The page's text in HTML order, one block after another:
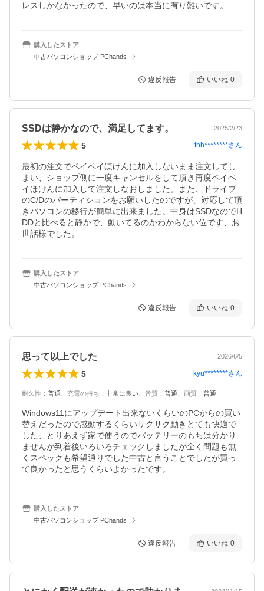
レスしかなかったので、早いのは本当に有り難いです。
購入したストア
中古パソコンショップ PChands
違反報告 いいね 0
SSDは静かなので、満足してます。 2025/2/23
5 thh********さん
最初の注文でペイペイほけんに加入しないまま注文してし
まい、ショップ側に一度キャンセルをして頂き再度ペイペ
イほけんに加入して注文しなおしました。また、ドライブ
のC/Dのパーティションをお願いしたのですが、対応して頂
きパソコンの移行が簡単に出来ました。中身はSSDなのでH
DDと比べると静かで、動いてるのかわからない位です、お
世話様でした。
購入したストア
中古パソコンショップ PChands
違反報告 いいね 0
思って以上でした 2026/6/5
5 kyu********さん
耐久性 ： 普通 充電の持ち ： 非常に良い 音質 ： 普通 画質 ： 普通
Windows11にアップデート出来ないくらいのPCからの買い
替えだったので感動するくらいサクサク動きとても快適で
した、とりあえず家で使うのでバッテリーのもちは分かり
ませんが到着後いろいろチェックしましたが全く問題も無
くスペックも希望通りでした中古と言うことでしたが買っ
購入したストア
中古パソコンショップ PChands
違反報告 いいね 0